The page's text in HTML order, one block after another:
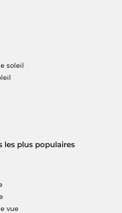
soleil
les plus populaires
vue